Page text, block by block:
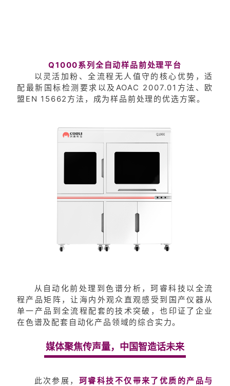
Q1000系列全自动样品前处理平台
以灵活加粉、全流程无人值守的核心优势，适
配最新国标检测要求以及AOAC 2007.01方法、欧
盟EN 15662方法，成为样品前处理的优选方案。
从自动化前处理到色谱分析，珂睿科技以全流
程产品矩阵，让海内外观众直观感受到国产仪器从
单一产品到全流程配套的技术突破，也印证了企业
在色谱及配套自动化产品领域的综合实力。
媒体聚焦传声量，中国智造话未来
此次参展， 珂睿科技不仅带来了优质的产品与